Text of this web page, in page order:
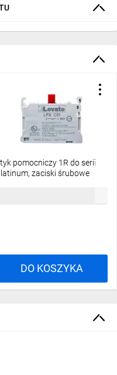
pomocniczy 1R do serii
zaciski śrubowe
DO KOSZYKA